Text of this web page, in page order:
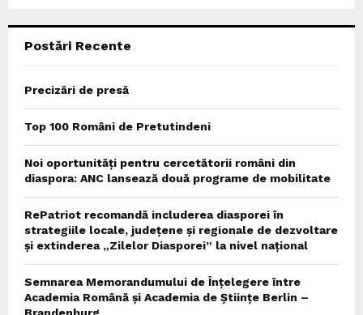
Postări Recente
Precizări de presă
Top 100 Români de Pretutindeni
Noi oportunități pentru cercetătorii români din
diaspora: ANC lansează două programe de mobilitate
RePatriot recomandă includerea diasporei în
strategiile locale, județene și regionale de dezvoltare
și extinderea „Zilelor Diasporei” la nivel național
Semnarea Memorandumului de Înțelegere între
Academia Română și Academia de Științe Berlin –
Brandenburg